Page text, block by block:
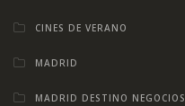
CINES DE VERANO
MADRID
MADRID DESTINO NEGOCIOS